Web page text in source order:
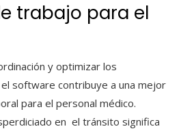
trabajo para el
y optimizar los
software contribuye a una mejor
para el personal médico.
en el tránsito significa